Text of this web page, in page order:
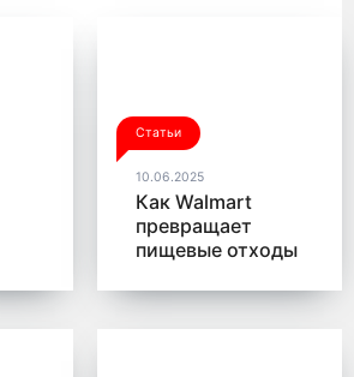
Статьи
10.06.2025
Как Walmart
превращает
пищевые отходы